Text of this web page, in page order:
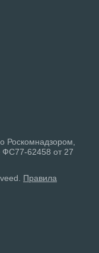
Роскомнадзором,
62458 от 27
Правила